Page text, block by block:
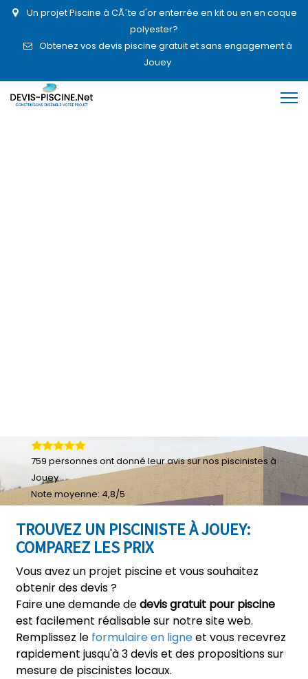
Un projet Piscine à CÃ´te d'or enterrée en kit ou en en coque
polyester?
Obtenez vos devis piscine gratuit et sans engagement à
Jouey
TROUVEZ UN PISCINISTE À JOUEY:
COMPAREZ LES PRIX
Vous avez un projet piscine et vous souhaitez
obtenir des devis ?
Faire une demande dedevis gratuit pour piscine
est facilement réalisable sur notre site web.
Remplissez le formulaire en ligneet vous recevrez
rapidement jusqu'à 3 devis et des propositions sur
mesure de piscinistes locaux.
759 personnes ont donné leuravis sur nos piscinistes à
Jouey
Note moyenne: 4,8/5